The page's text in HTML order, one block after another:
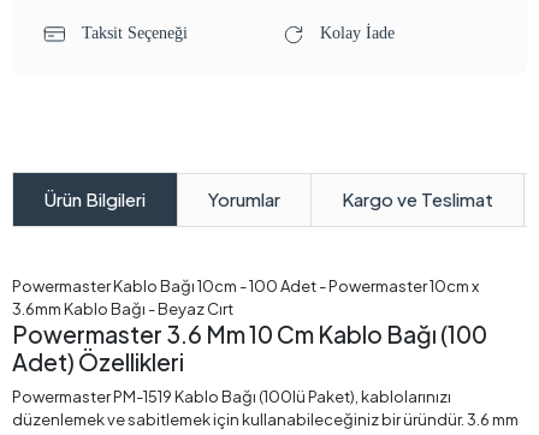
Taksit Seçeneği Kolay İade
Ürün Bilgileri Yorumlar Kargo ve Teslimat
Powermaster Kablo Bağı 10cm - 100 Adet - Powermaster 10cm x
3.6mm Kablo Bağı - Beyaz Cırt
Powermaster 3.6 Mm 10 Cm Kablo Bağı (100
Adet) Özellikleri
Powermaster PM-1519 Kablo Bağı (100lü Paket), kablolarınızı
düzenlemek ve sabitlemek için kullanabileceğiniz bir üründür. 3.6 mm